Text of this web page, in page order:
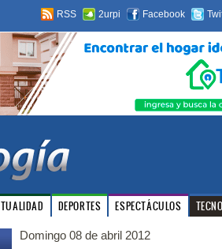
RSS 2urpi Facebook
DEPORTES ESPECTÁCULOS
Domingo 08 de abril 2012